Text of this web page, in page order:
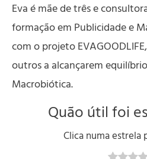
Eva é mãe de três e
formação em Publicidade e
com o projeto
outros a alcançarem
Macrobiótica.
Quão útil foi
Clica numa estrela